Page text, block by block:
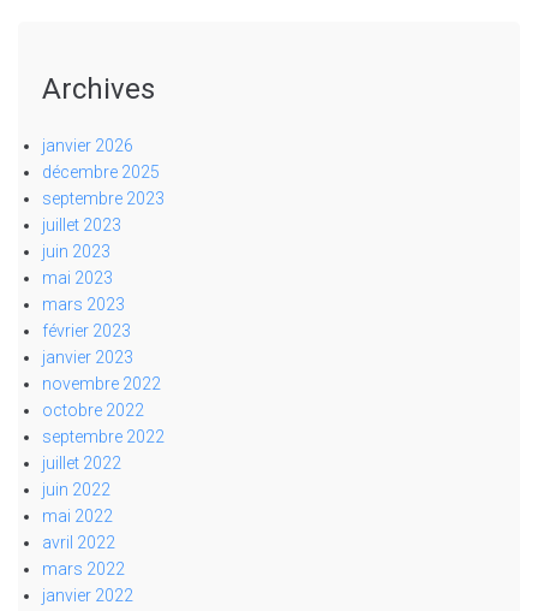
Archives
janvier 2026
décembre 2025
septembre 2023
juillet 2023
juin 2023
mai 2023
mars 2023
février 2023
janvier 2023
novembre 2022
octobre 2022
septembre 2022
juillet 2022
juin 2022
mai 2022
avril 2022
mars 2022
janvier 2022